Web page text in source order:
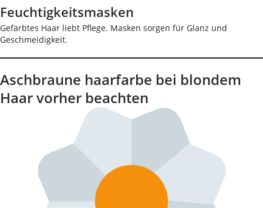
Feuchtigkeitsmasken
Gefärbtes Haar liebt Pflege. Masken sorgen für Glanz und
Geschmeidigkeit.
Aschbraune haarfarbe bei blondem
Haar vorher beachten